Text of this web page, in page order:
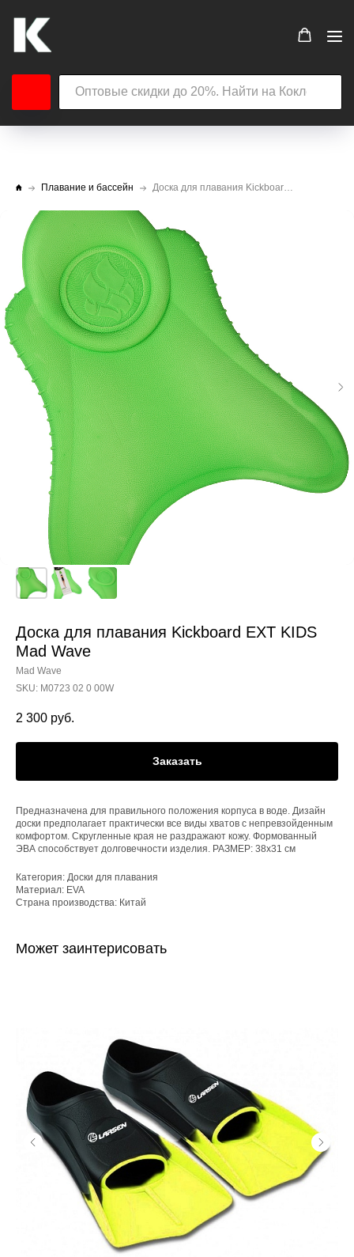
Плавание и бассейн Доска для плавания Kickboard EXT KIDS Mad Wave
Доска для плавания Kickboard EXT KIDS
Mad Wave
Mad Wave
SKU: M0723 02 0 00W
2 300 руб.
Заказать
Предназначена для правильного положения корпуса в воде. Дизайн
доски предполагает практически все виды хватов с непревзойденным
комфортом. Скругленные края не раздражают кожу. Формованный
ЭВА способствует долговечности изделия. РАЗМЕР: 38x31 см
Категория: Доски для плавания
Материал: EVA
Страна производства: Китай
Может заинтерисовать